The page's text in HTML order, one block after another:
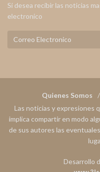
Si desea recibir las noticias
electronico
Quienes Somos
Las noticias y expresiones
implica compartir en modo
de sus autores las
Desarrollo